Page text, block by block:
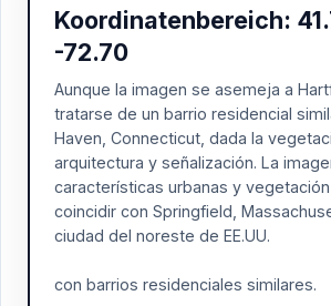
Koordinatenbereich:
-72.70
Aunque la imagen se asemeja a
tratarse de un barrio residencial
Haven, Connecticut, dada la
arquitectura y señalización. La
características urbanas y
coincidir con Springfield,
ciudad del noreste de EE.UU.
con barrios residenciales similares.